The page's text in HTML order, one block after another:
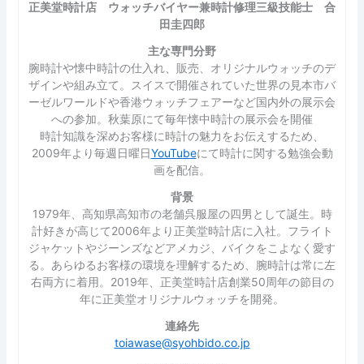
正美堂時計店 ウォッチバイヤー兼時計修理三級技能士 合
田圭四郎
主な専門分野
腕時計や懐中時計の仕入れ、販売、オリジナルウォッチのデ
ザインや組み立て。スイスで開催されていた世界の見本市バ
ーゼルワールドや香港ウォッチフェアーなど国内外の展示会
への参加。秋葉原にて毎年懐中時計の展示会を開催
時計知識を深めお客様に時計の魅力をお伝えするため、
2009年より毎週日曜日YouTubeにて時計に関する勉強会動
画を配信。
背景
1979年、高知県高知市の老舗呉服屋の四男として誕生。時
計好きが高じて2006年より正美堂時計店に入社。フライト
ジャケットやジーンズなどアメカジ、バイクをこよなく愛す
る。あらゆるお客様の環境を理解するため、腕時計は常に左
右両方に着用。2019年、正美堂時計店創業50周年の節目の
年に正美堂オリジナルウォッチを開発。
連絡先
toiawase@syohbido.co.jp